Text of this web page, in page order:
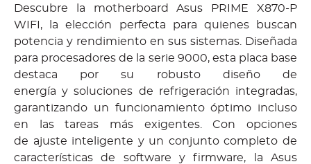
Descubre la motherboard Asus PRIME X870-P
WIFI, la elección perfecta para quienes buscan
potencia y rendimiento en sus sistemas. Diseñada
para procesadores de la serie 9000, esta placa base
destaca por su robusto diseño de
energía y soluciones de refrigeración integradas,
garantizando un funcionamiento óptimo incluso
en las tareas más exigentes. Con opciones
de ajuste inteligente y un conjunto completo de
características de software y firmware, la Asus